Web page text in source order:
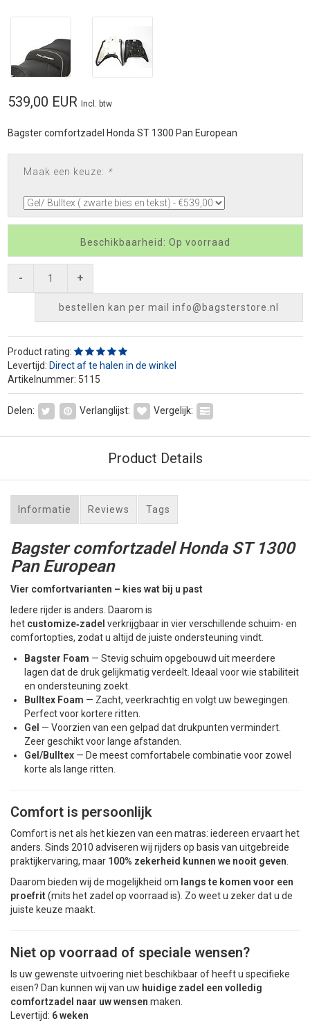
539,00 EUR Incl. btw
Bagster comfortzadel Honda ST 1300 Pan European
Maak een keuze: *
Beschikbaarheid: Op voorraad
- +
bestellen kan per mail info@bagsterstore.nl
Product rating:
Levertijd: Direct af te halen in de winkel
Artikelnummer: 5115
Delen: Verlanglijst: Vergelijk:
Product Details
Informatie Reviews Tags
Bagster comfortzadel Honda ST 1300
Pan European
Vier comfortvarianten – kies wat bij u past
Iedere rijder is anders. Daarom is
het customize‑zadel verkrijgbaar in vier verschillende schuim- en
comfortopties, zodat u altijd de juiste ondersteuning vindt.
Bagster Foam — Stevig schuim opgebouwd uit meerdere
lagen dat de druk gelijkmatig verdeelt. Ideaal voor wie stabiliteit
en ondersteuning zoekt.
Bulltex Foam — Zacht, veerkrachtig en volgt uw bewegingen.
Perfect voor kortere ritten.
Gel — Voorzien van een gelpad dat drukpunten vermindert.
Zeer geschikt voor lange afstanden.
Gel/Bulltex — De meest comfortabele combinatie voor zowel
korte als lange ritten.
Comfort is persoonlijk
Comfort is net als het kiezen van een matras: iedereen ervaart het
anders. Sinds 2010 adviseren wij rijders op basis van uitgebreide
praktijkervaring, maar 100% zekerheid kunnen we nooit geven
Daarom bieden wij de mogelijkheid om langs te komen voor een
proefrit (mits het zadel op voorraad is). Zo weet u zeker dat u de
juiste keuze maakt.
Niet op voorraad of speciale wensen?
Is uw gewenste uitvoering niet beschikbaar of heeft u specifieke
eisen? Dan kunnen wij van uw huidige zadel een volledig
comfortzadel naar uw wensen maken.
Levertijd: 6 weken